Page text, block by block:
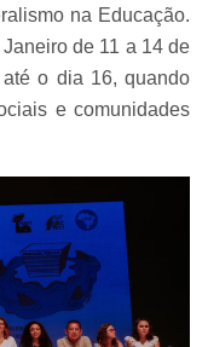
na Educação.
de 11 a 14 de
o dia 16, quando
e comunidades